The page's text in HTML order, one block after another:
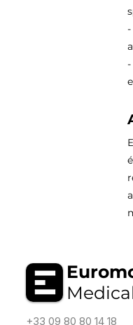
-
+33 09 80 80 14 18